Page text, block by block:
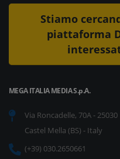
Stiamo
piattaforma
MEGA ITALIA MEDIA S.p.A.
Via Roncadelle, 70A - 25030
Castel Mella (BS) - Italy
(+39) 030.2650661